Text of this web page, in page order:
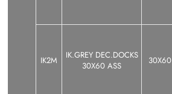
IK2M
IK.GREY DEC.DOCKS
30X60 ASS
30X60